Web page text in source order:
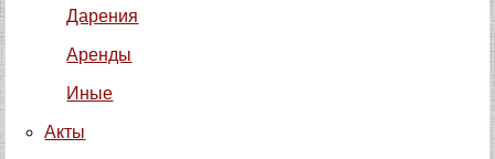
Дарения
Аренды
Иные
Акты